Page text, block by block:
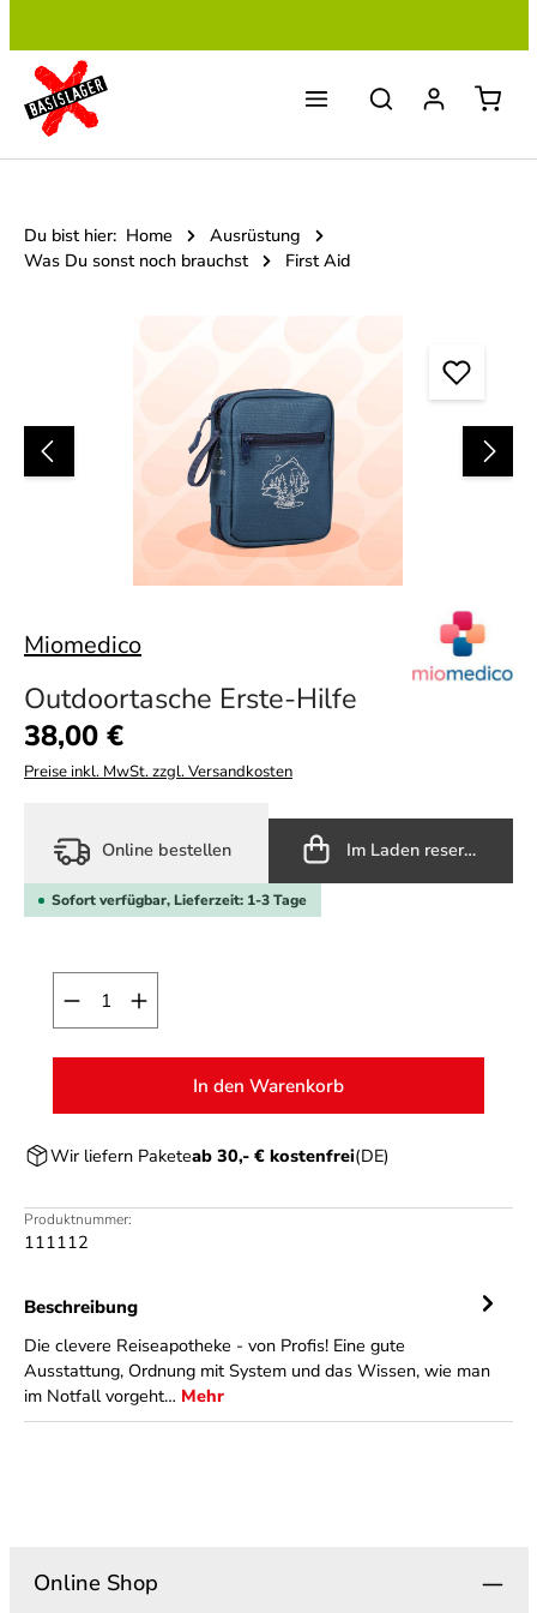
Du bist hier: Home
Ausrüstung
Was Du sonst noch brauchst
First Aid
Miomedico
Outdoortasche Erste-Hilfe
Regulärer Preis:
38,00 €
Preise inkl. MwSt. zzgl. Versandkosten
Online bestellen Im Laden reservieren
Sofort verfügbar, Lieferzeit: 1-3 Tage
Produkt Anzahl: Gib den gewünschten Wert
In den Warenkorb
Wir liefern Paketeab 30,- € kostenfrei(DE)
Produktnummer:
111112
Beschreibung
Die clevere Reiseapotheke - von Profis! Eine gute
Ausstattung, Ordnung mit System und das Wissen, wie man
im Notfall vorgeht… Mehr
Online Shop